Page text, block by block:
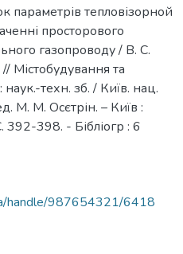
параметрів тепловізорной
просторового
газопроводу / В. С.
Містобудування та
техн. зб. / Київ. нац.
М. М. Осєтрін. – Київ :
398. - Бібліогр : 6
handle/987654321/6418